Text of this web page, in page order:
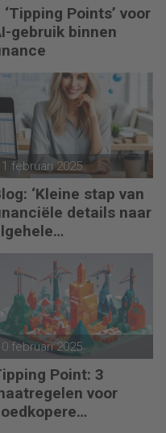
‘Tipping Points’ voor
gebruik binnen
februari 2025
‘Kleine stap van
details naar
‘
februari 2025
Point: 3
voor